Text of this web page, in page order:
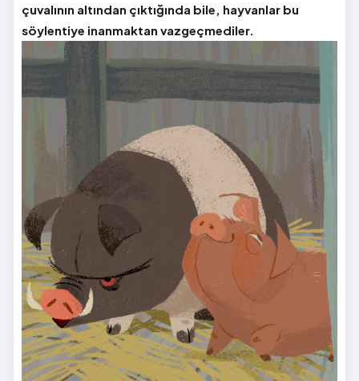
çuvalının altından çıktığında bile, hayvanlar bu
söylentiye inanmaktan vazgeçmediler.